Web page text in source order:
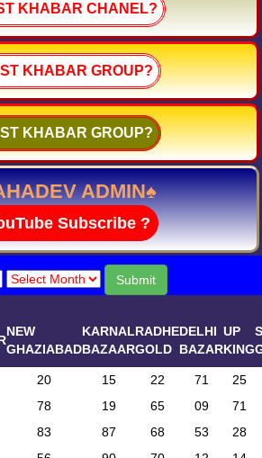
KHABAR CHANEL?
KHABAR GROUP?
KHABAR GROUP?
ADMIN♠
Subscribe ?
Submit
NEW
GHAZIABAD
KARNAL
BAZAAR
RADHE
GOLD
DELHI
BAZAR
UP
KING
20 15 22 71 25
78 19 65 09 71
83 87 68 53 28